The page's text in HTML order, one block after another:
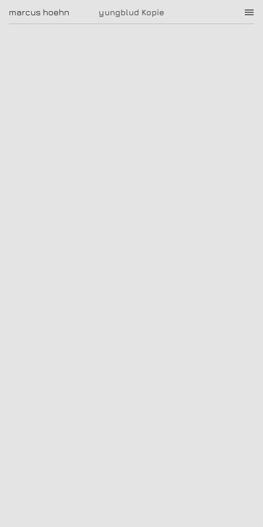
yungblud Kopie
marcus hoehn marcus hoehn
|